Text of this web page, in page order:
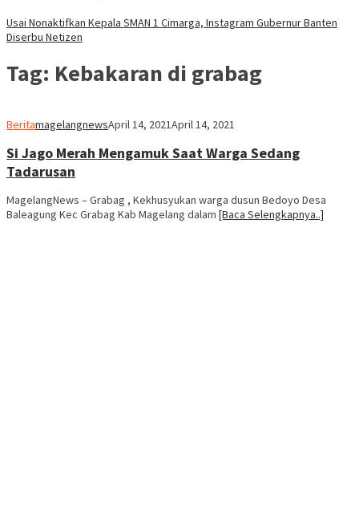
Usai Nonaktifkan Kepala SMAN 1 Cimarga, Instagram Gubernur Banten
Diserbu Netizen
Tag: Kebakaran di grabag
BeritamagelangnewsApril 14, 2021April 14, 2021
Si Jago Merah Mengamuk Saat Warga Sedang
Tadarusan
MagelangNews – Grabag , Kekhusyukan warga dusun Bedoyo Desa
Baleagung Kec Grabag Kab Magelang dalam [Baca Selengkapnya..]